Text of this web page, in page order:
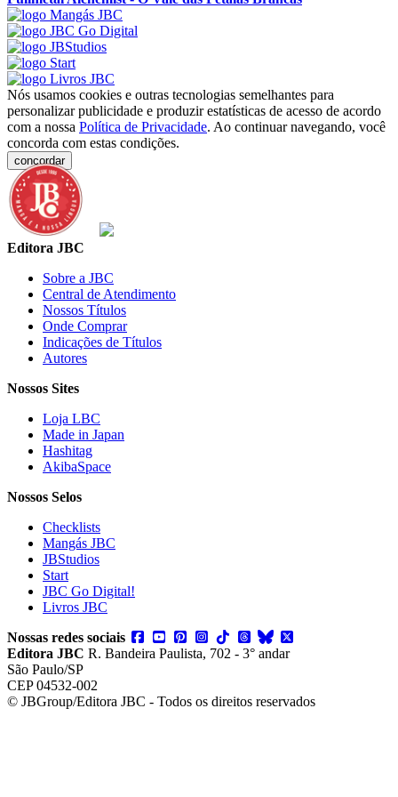
Nós usamos cookies e outras tecnologias semelhantes para
personalizar publicidade e produzir estatísticas de acesso de acordo
com a nossa Política de Privacidade. Ao continuar navegando, você
concorda com estas condições.
concordar
Editora JBC
Sobre a JBC
Central de Atendimento
Nossos Títulos
Onde Comprar
Indicações de Títulos
Autores
Nossos Sites
Loja LBC
Made in Japan
Hashitag
AkibaSpace
Nossos Selos
Checklists
Mangás JBC
JBStudios
Start
JBC Go Digital!
Livros JBC
Nossas redes sociais
Editora JBC R. Bandeira Paulista, 702 - 3° andar
São Paulo/SP
CEP 04532-002
© JBGroup/Editora JBC - Todos os direitos reservados